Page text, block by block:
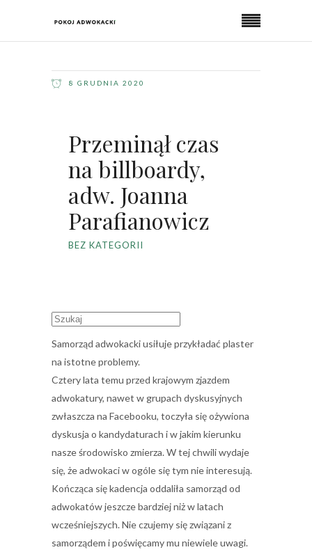
8 GRUDNIA 2020
Przeminął czas
na billboardy,
adw. Joanna
Parafianowicz
BEZ KATEGORII
Samorząd adwokacki usiłuje przykładać plaster
na istotne problemy.
Cztery lata temu przed krajowym zjazdem
adwokatury, nawet w grupach dyskusyjnych
zwłaszcza na Facebooku, toczyła się ożywiona
dyskusja o kandydaturach i w jakim kierunku
nasze środowisko zmierza. W tej chwili wydaje
się, że adwokaci w ogóle się tym nie interesują.
Kończąca się kadencja oddaliła samorząd od
adwokatów jeszcze bardziej niż w latach
wcześniejszych. Nie czujemy się związani z
samorządem i poświęcamy mu niewiele uwagi.